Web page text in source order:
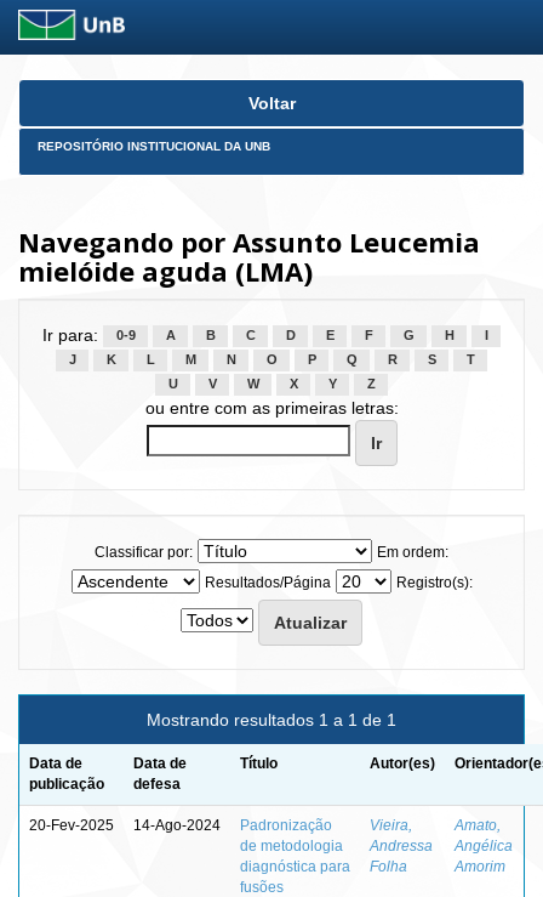
Skip
Voltar
REPOSITÓRIO INSTITUCIONAL DA UNB
Navegando por Assunto Leucemia
mielóide aguda (LMA)
Ir para: 0-9 A B C D E F G H
J
K L M N O P Q R S
T
U
V W X Y Z
ou entre com as primeiras letras:
Classificar por:
Em ordem:
Resultados/Página
Registro(s):
Mostrando resultados 1 a 1 de 1
Data de
publicação
Data de
defesa
Título Autor(es)
20-Fev-2025 14-Ago-2024
Padronização
de metodologia
diagnóstica para
fusões
Vieira,
Andressa
Folha
Amato,
Angélica
Amorim